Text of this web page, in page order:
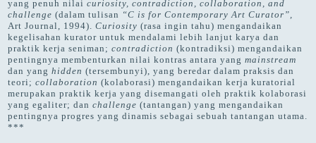
yang penuh nilai curiosity, contradiction, collaboration, and
challenge (dalam tulisan “C is for Contemporary Art Curator”,
Art Journal, 1994). Curiosity (rasa ingin tahu) mengandaikan
kegelisahan kurator untuk mendalami lebih lanjut karya dan
praktik kerja seniman; contradiction (kontradiksi) mengandaikan
pentingnya membenturkan nilai kontras antara yang mainstream
dan yang hidden (tersembunyi), yang beredar dalam praksis dan
teori; collaboration (kolaborasi) mengandaikan kerja kuratorial
merupakan praktik kerja yang disemangati oleh praktik kolaborasi
yang egaliter; dan challenge (tantangan) yang mengandaikan
pentingnya progres yang dinamis sebagai sebuah tantangan utama.
***